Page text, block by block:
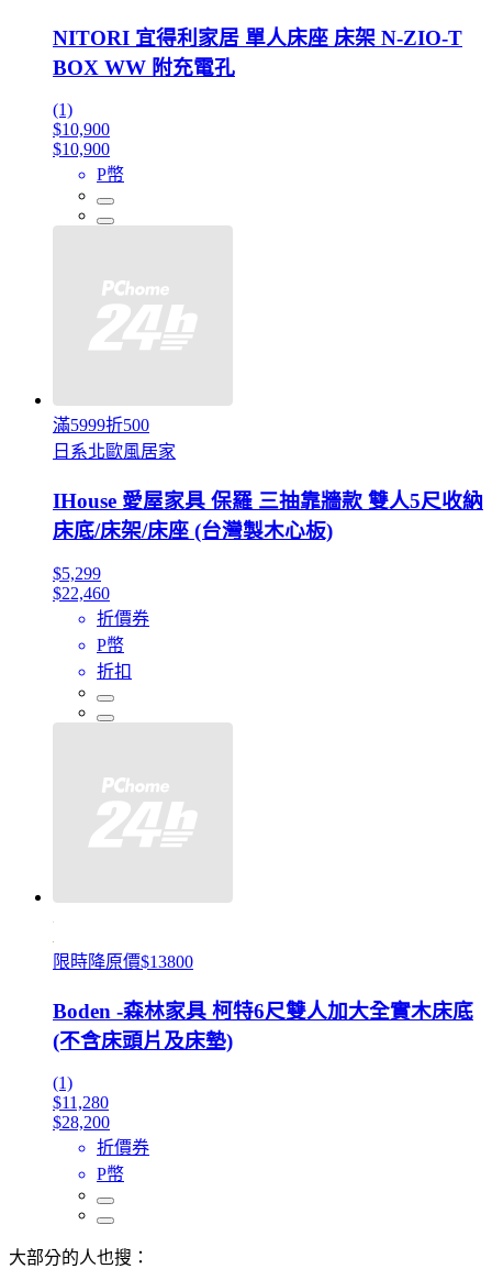
NITORI 宜得利家居 單人床座 床架 N-ZIO-T
BOX WW 附充電孔
(1)
$10,900
$10,900
P幣
滿5999折500
日系北歐風居家
IHouse 愛屋家具 保羅 三抽靠牆款 雙人5尺收納
床底/床架/床座 (台灣製木心板)
$5,299
$22,460
折價券
P幣
折扣
限時降原價$13800
Boden -森林家具 柯特6尺雙人加大全實木床底
(不含床頭片及床墊)
(1)
$11,280
$28,200
折價券
P幣
大部分的人也搜：